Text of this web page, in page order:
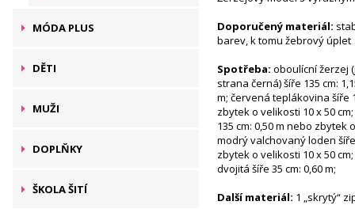
MÓDA PLUS
DĚTI
MUŽI
DOPLŇKY
ŠKOLA ŠITÍ
Doporučený materiál:
barev, k tomu žebrový úplet
Spotřeba: oboulícní žerzej
strana černá) šíře 135 cm:
m; červená teplákovina šíře
zbytek o velikosti 10 x 50
135 cm: 0,50 m nebo zbytek
modrý valchovaný loden
zbytek o velikosti 10 x 50
dvojitá šíře 35 cm: 0,60 m;
Další materiál: 1 „skrytý“